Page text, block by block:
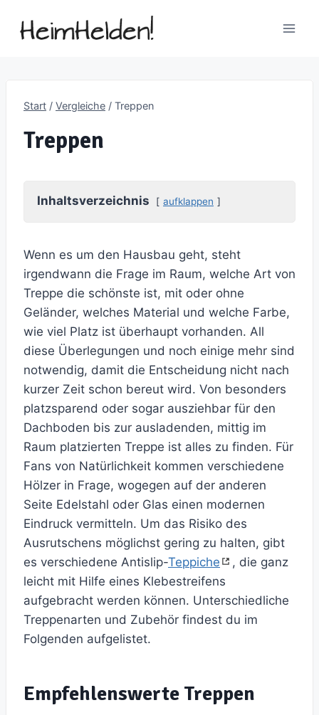
Inhalt
Start / Vergleiche / Treppen
Treppen
Inhaltsverzeichnis aufklappen
Wenn es um den Hausbau geht, steht
irgendwann die Frage im Raum, welche Art von
Treppe die schönste ist, mit oder ohne
Geländer, welches Material und welche Farbe,
wie viel Platz ist überhaupt vorhanden. All
diese Überlegungen und noch einige mehr sind
notwendig, damit die Entscheidung nicht nach
kurzer Zeit schon bereut wird. Von besonders
platzsparend oder sogar ausziehbar für den
Dachboden bis zur ausladenden, mittig im
Raum platzierten Treppe ist alles zu finden. Für
Fans von Natürlichkeit kommen verschiedene
Hölzer in Frage, wogegen auf der anderen
Seite Edelstahl oder Glas einen modernen
Eindruck vermitteln. Um das Risiko des
Ausrutschens möglichst gering zu halten, gibt
es verschiedene Antislip-Teppiche
, die ganz
leicht mit Hilfe eines Klebestreifens
aufgebracht werden können. Unterschiedliche
Treppenarten und Zubehör findest du im
Folgenden aufgelistet.
Empfehlenswerte Treppen